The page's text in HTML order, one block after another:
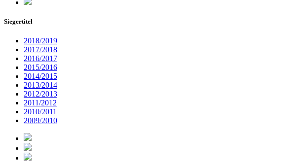
Siegertitel
2018/2019
2017/2018
2016/2017
2015/2016
2014/2015
2013/2014
2012/2013
2011/2012
2010/2011
2009/2010